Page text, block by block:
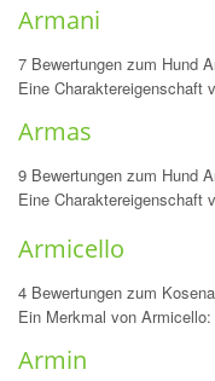
Armani
7 Bewertungen zum Hund
Eine Charaktereigenschaft
Armas
9 Bewertungen zum Hund
Eine Charaktereigenschaft
Armicello
4 Bewertungen zum
Ein Merkmal von
Armin